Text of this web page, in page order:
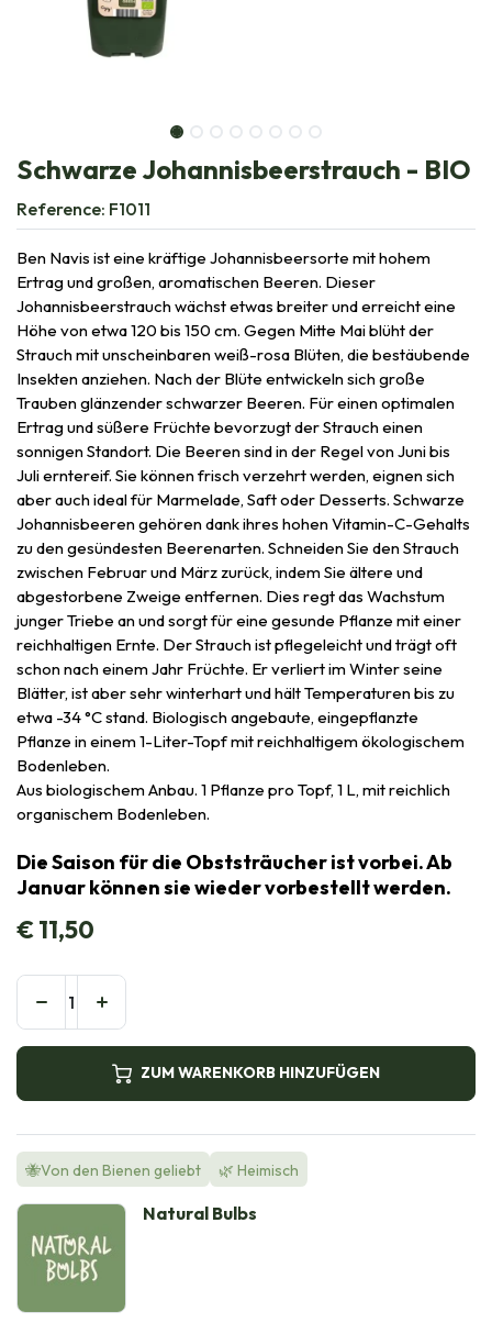
Schwarze Johannisbeerstrauch - BIO
Reference: F1011
Ben Navis ist eine kräftige Johannisbeersorte mit hohem
Ertrag und großen, aromatischen Beeren. Dieser
Johannisbeerstrauch wächst etwas breiter und erreicht eine
Höhe von etwa 120 bis 150 cm. Gegen Mitte Mai blüht der
Strauch mit unscheinbaren weiß-rosa Blüten, die bestäubende
Insekten anziehen. Nach der Blüte entwickeln sich große
Trauben glänzender schwarzer Beeren. Für einen optimalen
Ertrag und süßere Früchte bevorzugt der Strauch einen
sonnigen Standort. Die Beeren sind in der Regel von Juni bis
Juli erntereif. Sie können frisch verzehrt werden, eignen sich
aber auch ideal für Marmelade, Saft oder Desserts. Schwarze
Johannisbeeren gehören dank ihres hohen Vitamin-C-Gehalts
zu den gesündesten Beerenarten. Schneiden Sie den Strauch
zwischen Februar und März zurück, indem Sie ältere und
abgestorbene Zweige entfernen. Dies regt das Wachstum
junger Triebe an und sorgt für eine gesunde Pflanze mit einer
reichhaltigen Ernte. Der Strauch ist pflegeleicht und trägt oft
schon nach einem Jahr Früchte. Er verliert im Winter seine
Blätter, ist aber sehr winterhart und hält Temperaturen bis zu
etwa -34 °C stand. Biologisch angebaute, eingepflanzte
Pflanze in einem 1-Liter-Topf mit reichhaltigem ökologischem
Bodenleben.
Aus biologischem Anbau. 1 Pflanze pro Topf, 1 L, mit reichlich
organischem Bodenleben.
Die Saison für die Obststräucher ist vorbei. Ab
Januar können sie wieder vorbestellt werden.
€11,50
ZUM WARENKORB HINZUFÜGEN
🐝Von den Bienen geliebt 🌿 Heimisch
Natural Bulbs